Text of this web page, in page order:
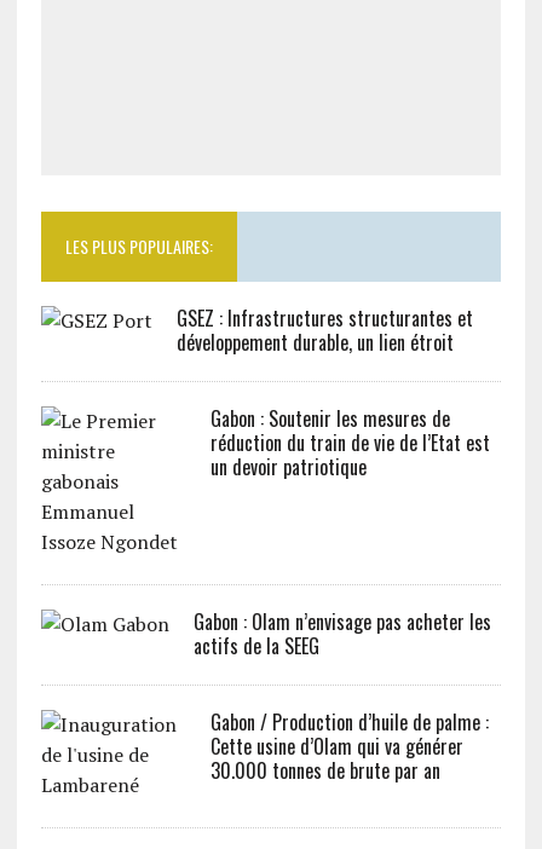
LES PLUS POPULAIRES:
GSEZ : Infrastructures structurantes et
développement durable, un lien étroit
Gabon : Soutenir les mesures de
réduction du train de vie de l’Etat est
un devoir patriotique
Gabon : Olam n’envisage pas acheter les
actifs de la SEEG
Gabon / Production d’huile de palme :
Cette usine d’Olam qui va générer
30.000 tonnes de brute par an